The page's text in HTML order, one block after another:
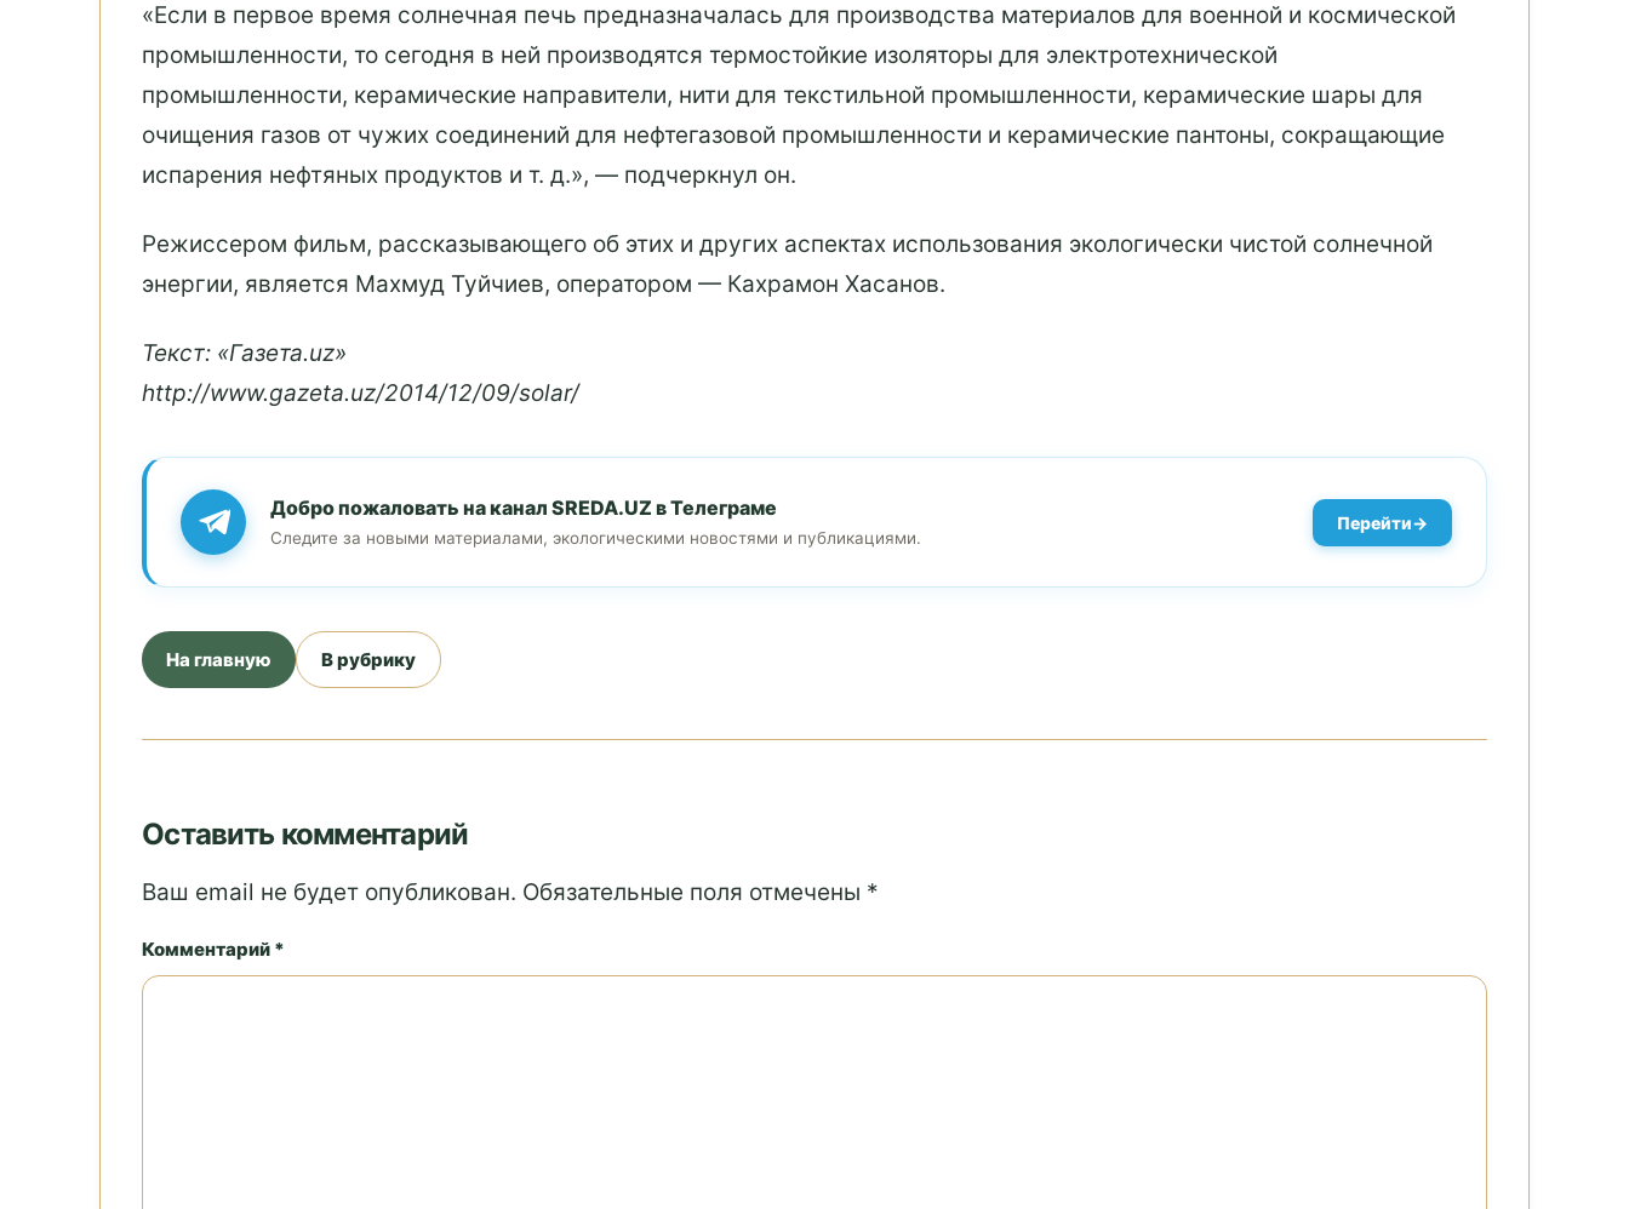
«Если в первое время солнечная печь предназначалась для производства материалов для военной и космической
промышленности, то сегодня в ней производятся термостойкие изоляторы для электротехнической
промышленности, керамические направители, нити для текстильной промышленности, керамические шары для
очищения газов от чужих соединений для нефтегазовой промышленности и керамические пантоны, сокращающие
испарения нефтяных продуктов и т. д.», — подчеркнул он.
Режиссером фильм, рассказывающего об этих и других аспектах использования экологически чистой солнечной
энергии, является Махмуд Туйчиев, оператором — Кахрамон Хасанов.
Текст: «Газета.uz»
http://www.gazeta.uz/2014/12/09/solar/
Добро пожаловать на канал SREDA.UZ в Телеграме
Следите за новыми материалами, экологическими новостями и публикациями.
Перейти
На главную В рубрику
Оставить комментарий
Ваш email не будет опубликован. Обязательные поля отмечены *
Комментарий *